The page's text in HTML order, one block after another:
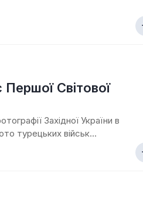
Першої Світової
Західної України в
турецьких військ...